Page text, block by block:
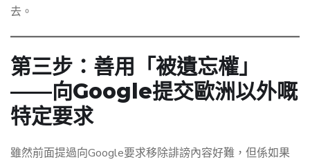
去。
第三步：善用「被遺忘權」
——向Google提交歐洲以外嘅
特定要求
雖然前面提過向Google要求移除誹謗內容好難，但係如果